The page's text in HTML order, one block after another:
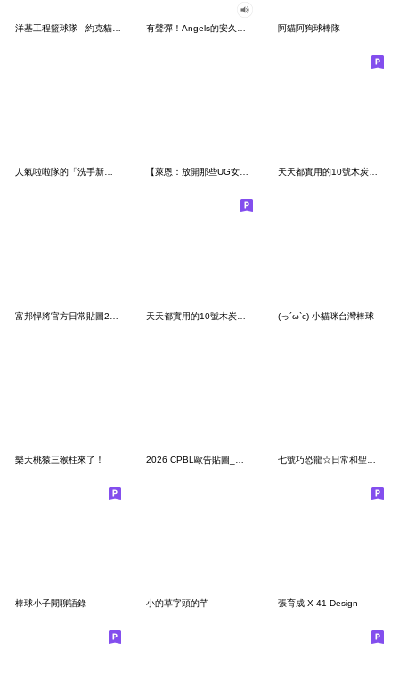
阿貓阿狗球棒隊
人氣啦啦隊的「洗手新日常」! 【萊恩：放開那些UG女孩!!】 天天都實用的10號木炭隊友Part2
(っ´ω`c) 小貓咪台灣棒球
樂天桃猿三猴柱來了！
棒球小子閒聊語錄 小的草字頭的芊 張育成 X 41-Design